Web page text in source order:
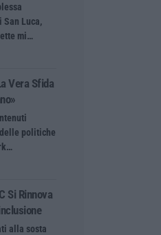
Luca,
mi…
Vera Sfida
politiche
Si Rinnova
alla sosta